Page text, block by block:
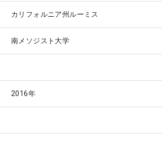
カリフォルニア州ルーミス
南メソジスト大学
2016年